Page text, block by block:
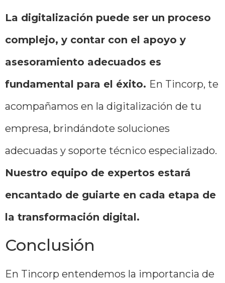
La digitalización puede ser un proceso
complejo, y contar con el apoyo y
asesoramiento adecuados es
fundamental para el éxito. En Tincorp, te
acompañamos en la digitalización de tu
empresa, brindándote soluciones
adecuadas y soporte técnico especializado.
Nuestro equipo de expertos estará
encantado de guiarte en cada etapa de
la transformación digital.
Conclusión
En Tincorp entendemos la importancia de